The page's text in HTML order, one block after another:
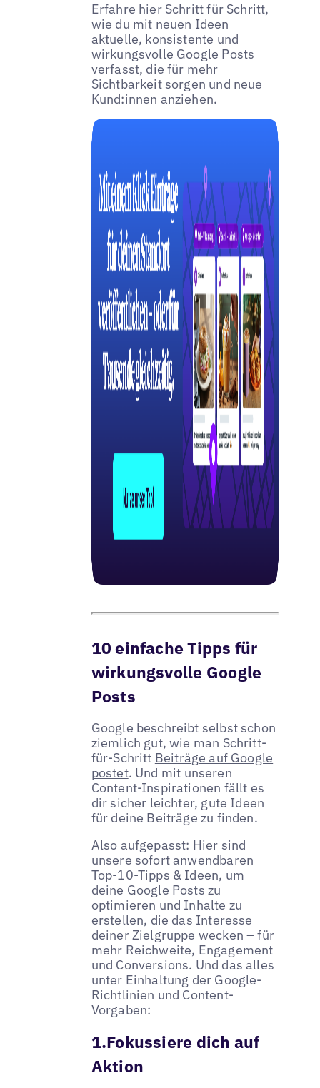
Erfahre hier Schritt für Schritt,
wie du mit neuen Ideen
aktuelle, konsistente und
wirkungsvolle Google Posts
verfasst, die für mehr
Sichtbarkeit sorgen und neue
Kund:innen anziehen.
10 einfache Tipps für
wirkungsvolle Google
Posts
Google beschreibt selbst schon
ziemlich gut, wie man Schritt-
für-Schritt Beiträge auf Google
postet. Und mit unseren
Content-Inspirationen fällt es
dir sicher leichter, gute Ideen
für deine Beiträge zu finden.
Also aufgepasst: Hier sind
unsere sofort anwendbaren
Top-10-Tipps & Ideen, um
deine Google Posts zu
optimieren und Inhalte zu
erstellen, die das Interesse
deiner Zielgruppe wecken – für
mehr Reichweite, Engagement
und Conversions. Und das alles
unter Einhaltung der Google-
Richtlinien und Content-
Vorgaben:
1.Fokussiere dich auf
Aktion